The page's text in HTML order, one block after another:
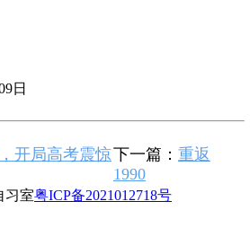
日
开局高考震惊下一篇： 重返
1990
习室粤ICP备2021012718号